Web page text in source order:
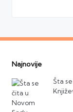
Najnovije
Šta